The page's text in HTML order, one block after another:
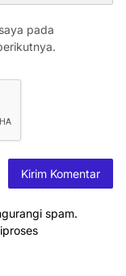
pada
spam.